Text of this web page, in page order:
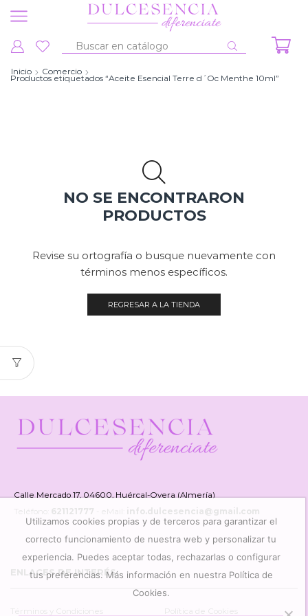
Entrada
búsqueda
Inicio Comercio
Productos etiquetados “Aceite Esencial Terre d´Oc Menthe 10ml”
NO SE ENCONTRARON
PRODUCTOS
Revise su ortografía o busque nuevamente con
términos menos específicos.
REGRESAR A LA TIENDA
Calle Mercado 17, 04600, Huércal-Overa (Almería)
Teléfono: 621121777 info.dulcesencia@gmail.com
ENLACES DE INTERÉS
Términos y Condiciones Política de Cookies
Utilizamos cookies propias y de terceros para garantizar el
correcto funcionamiento de nuestra web y personalizar tu
experiencia. Puedes aceptar todas, rechazarlas o configurar
tus preferencias. Más información en nuestra Política de
Cookies.